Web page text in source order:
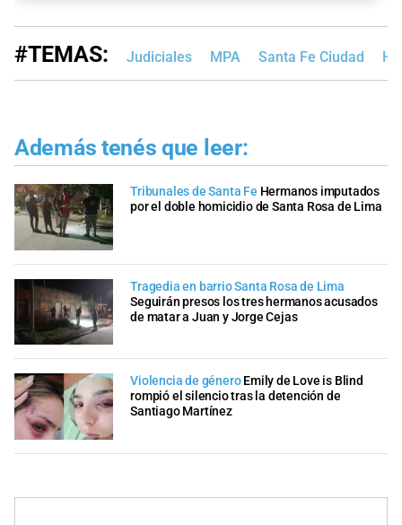
#TEMAS: Judiciales MPA Santa Fe Ciudad
Además tenés que leer:
Tribunales de Santa Fe Hermanos imputados
por el doble homicidio de Santa Rosa de Lima
Tragedia en barrio Santa Rosa de Lima
Seguirán presos los tres hermanos acusados
de matar a Juan y Jorge Cejas
Violencia de géneroEmily de Love is Blind
rompió el silencio tras la detención de
Santiago Martínez